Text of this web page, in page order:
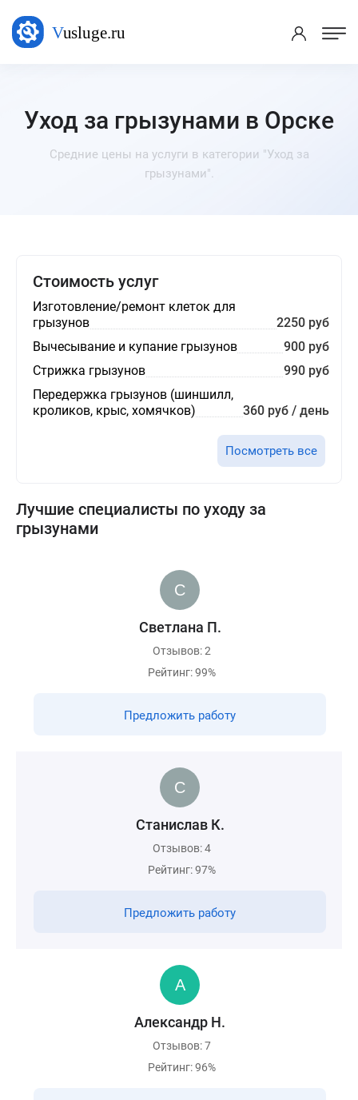
Уход за грызунами в Орске
Средние цены на услуги в категории "Уход за
грызунами".
Стоимость услуг
Изготовление/ремонт клеток для
грызунов
2250 руб
Вычесывание и купание грызунов
900 руб
Стрижка грызунов
990 руб
Передержка грызунов (шиншилл,
кроликов, крыс, хомячков)
360 руб / день
Посмотреть все
Лучшие специалисты по уходу за
грызунами
Светлана П.
Отзывов: 2
Рейтинг: 99%
Предложить работу
Станислав К.
Отзывов: 4
Рейтинг: 97%
Предложить работу
Александр Н.
Отзывов: 7
Рейтинг: 96%